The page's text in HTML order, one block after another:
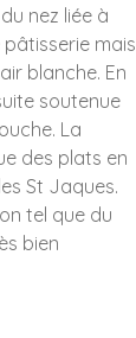
nez liée à
mais
blanche. En
soutenue
La
des plats en
St Jaques.
tel que du
bien